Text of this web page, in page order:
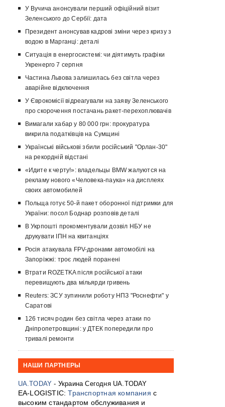
У Вучича анонсували перший офіційний візит
Зеленського до Сербії: дата
Президент анонсував кадрові зміни через кризу з
водою в Марганці: деталі
Ситуація в енергосистемі: чи діятимуть графіки
Укренерго 7 серпня
Частина Львова залишилась без світла через
аварійне відключення
У Єврокомісії відреагували на заяву Зеленського
про скорочення постачань ракет-перехоплювачів
Вимагали хабар у 80 000 грн: прокуратура
викрила податківців на Сумщині
Українські військові збили російський "Орлан-30"
на рекордній відстані
«Идите к черту!»: владельцы BMW жалуются на
рекламу нового «Человека-паука» на дисплеях
своих автомобилей
Польща готує 50-й пакет оборонної підтримки для
України: посол Боднар розповів деталі
В Укрпошті прокоментували дозвіл НБУ не
друкувати ІПН на квитанціях
Росія атакувала FPV-дронами автомобілі на
Запоріжжі: троє людей поранені
Втрати ROZETKA після російської атаки
перевищують два мільярди гривень
Reuters: ЗСУ зупинили роботу НПЗ "Роснефти" у
Саратові
126 тисяч родин без світла через атаки по
Дніпропетровщині: у ДТЕК попередили про
тривалі ремонти
НАШИ ПАРТНЕРЫ
UA.TODAY - Украина Сегодня UA.TODAY
EA-LOGISTIC:Транспортная компания с
высоким стандартом обслуживания и